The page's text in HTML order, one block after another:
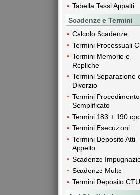
Tabella Tassi Appalti
Scadenze e Termini
Calcolo Scadenze
Termini Processuali
Termini Memorie e
Repliche
Termini Separazione
Divorzio
Termini Procedimento
Semplificato
Termini 183 + 190 cpc
Termini Esecuzioni
Termini Deposito Atti
Appello
Scadenze
Scadenze Multe
Termini Deposito CTU